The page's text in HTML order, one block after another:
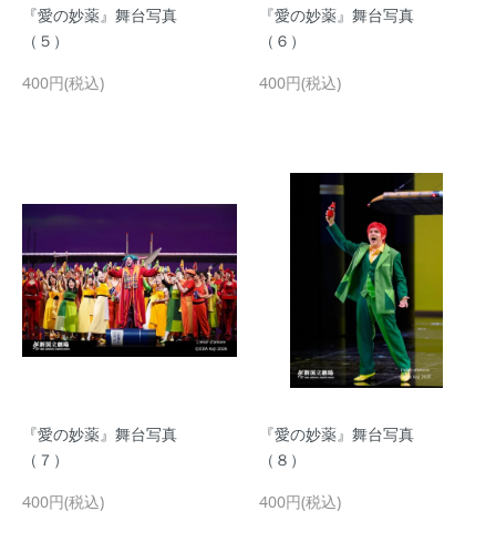
『愛の妙薬』舞台写真
（５）
400円(税込)
『愛の妙薬』舞台写真
（６）
400円(税込)
『愛の妙薬』舞台写真
（７）
400円(税込)
『愛の妙薬』舞台写真
（８）
400円(税込)